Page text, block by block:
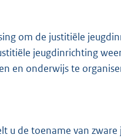
om de justitiële
jeugdinrichting
en onderwijs te
u de toename van